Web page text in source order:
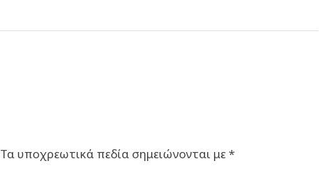
Τα υποχρεωτικά πεδία σημειώνονται με*